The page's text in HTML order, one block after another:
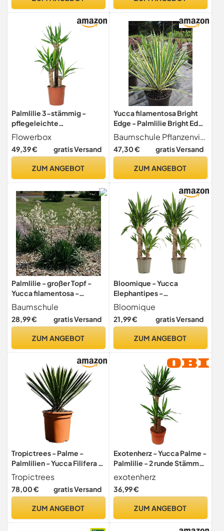
Palmlilie 3-stämmig -
pflegeleichte
Zimmerpflanze, Yucca
Elephantipes Palme
60/30/20 - Höhe ca. 95
Flowerbox
49,39 € gratis Versand
ZUM ANGEBOT
Yucca filamentosa Bright
Edge - Palmlilie Bright Edge
- 40-60cm
Baumschule Pflanzenvielfalt
47,30 € gratis Versand
ZUM ANGEBOT
Palmlilie - großer Topf -
Yucca filamentosa -
lebende Gartenpflanze aus
den Baumschulen
Baumschule
28,99 € gratis Versand
ZUM ANGEBOT
Bloomique - Yucca
Elephantipes -
Elefantenfuß-Yucca -
Palmlilie - Zimmerpflanzen
- Pflegeleicht -
cm - Topf 17 cm
Bloomique
21,99 € gratis Versand
ZUM ANGEBOT
Tropictrees - Palme -
Palmlilien - Yucca Filifera -
60 cm - winterhart - A+
Tropictrees
78,00 € gratis Versand
ZUM ANGEBOT
Exotenherz - Yucca Palme -
Palmlilie - 2 runde Stämme
- ca. 80cm hoch
exotenherz
36,99 €
ZUM ANGEBOT